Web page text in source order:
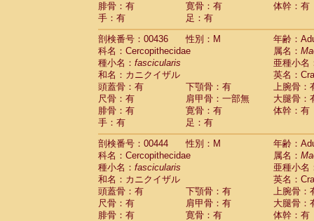
腓骨：有
寛骨：有
体幹：有
手：有
足：有
剖検番号：00436
性別：M
年齢：
科名：Cercopithecidae
属名：
種小名： fascicularis
亜種小名
和名：カニクイザル
英名：
頭蓋骨：有
下顎骨：有
上腕骨：
尺骨：有
肩甲骨：一部無
大腿骨：
腓骨：有
寛骨：有
体幹：有
手：有
足：有
剖検番号：00444
性別：M
年齢：
科名：Cercopithecidae
属名：
種小名： fascicularis
亜種小名
和名：カニクイザル
英名：
頭蓋骨：有
下顎骨：有
上腕骨：
尺骨：有
肩甲骨：有
大腿骨：
腓骨：有
寛骨：有
体幹：有